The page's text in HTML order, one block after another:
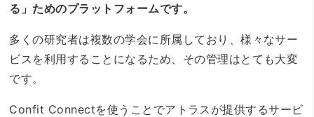
る」ためのプラットフォームです。
多くの研究者は複数の学会に所属しており、様々なサー
ビスを利用することになるため、その管理はとても大変
です。
Confit Connectを使うことでアトラスが提供するサービ